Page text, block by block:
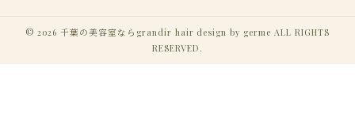
© 2026 千葉の美容室ならgrandir hair design by germe ALL RIGHTS
RESERVED.